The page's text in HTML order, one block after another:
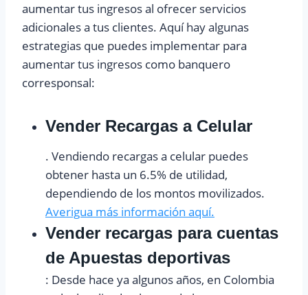
aumentar tus ingresos al ofrecer servicios
adicionales a tus clientes. Aquí hay algunas
estrategias que puedes implementar para
aumentar tus ingresos como banquero
corresponsal:
Vender Recargas a Celular
. Vendiendo recargas a celular puedes
obtener hasta un 6.5% de utilidad,
dependiendo de los montos movilizados.
Averigua más información aquí.
Vender recargas para cuentas
de Apuestas deportivas
: Desde hace ya algunos años, en Colombia